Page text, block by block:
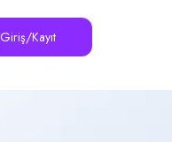
Giriş/Kayıt